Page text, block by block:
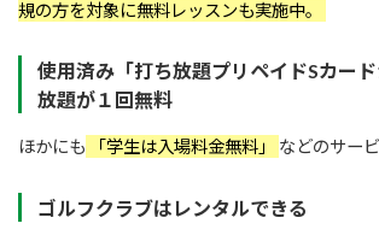
規の方を対象に無料レッスンも実施中。
使用済み「打ち放題プリペイドSカー
放題が１回無料
ほかにも 「学生は入場料金無料」 などのサー
ゴルフクラブはレンタルできる